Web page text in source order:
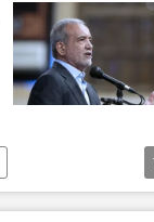
Israel